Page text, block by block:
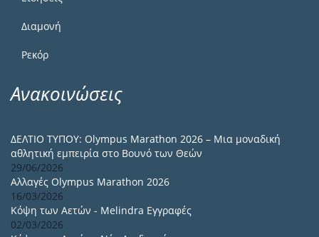
Διαμονή
Ρεκόρ
Ανακοινώσεις
ΔΕΛΤΙΟ ΤΥΠΟΥ: Olympus Marathon 2026 – Μια μοναδική
αθλητική εμπειρία στο Βουνό των Θεών
29/06/2026
Αλλαγές Olympus Marathon 2026
16/03/2026
Κόψη των Αετών - Melindra Εγγραφές
02/03/2026